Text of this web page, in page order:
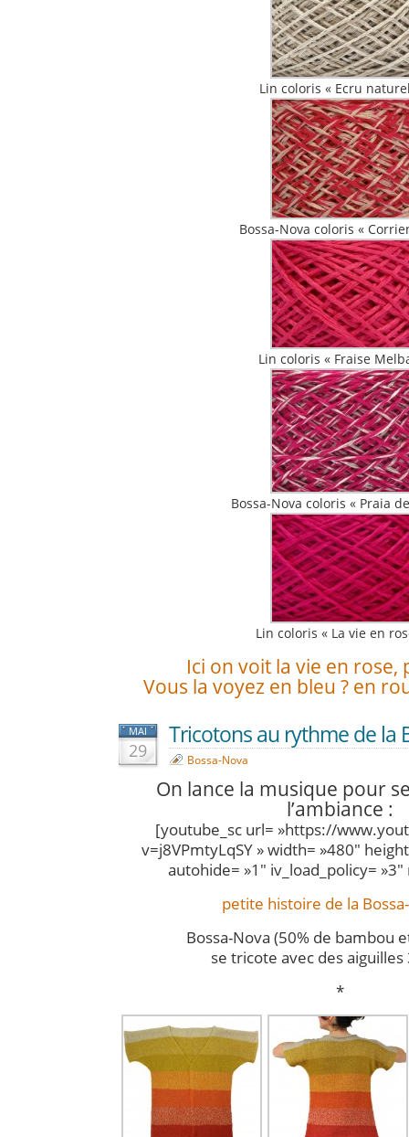
Lin coloris « Ecru
Bossa-Nova coloris «
Lin coloris « Fraise
Bossa-Nova coloris « Praia
Lin coloris « La vie en
Ici on voit la vie en rose,
Vous la voyez en bleu ? en
MAI
29
Tricotons au rythme de la
Bossa-Nova
On lance la musique pour
l’ambiance :
[youtube_sc url= »https://
v=j8VPmtyLqSY » width= »480″
autohide= »1″ iv_load_policy=
petite histoire de la
Bossa-Nova (50% de bambou
se tricote avec des aiguilles
*